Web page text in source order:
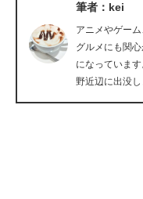
AI活用のいまが分かる
企業ITのトレンドを詳説
経営リーダーのコミュ
筆者：kei
アニメやゲー
グルメにも関
になっていま
野近辺に出没し